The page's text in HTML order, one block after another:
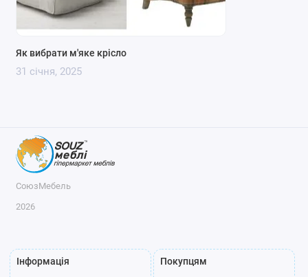
Як вибрати м'яке крісло
31 січня, 2025
СоюзМебель
2026
Інформація Покупцям